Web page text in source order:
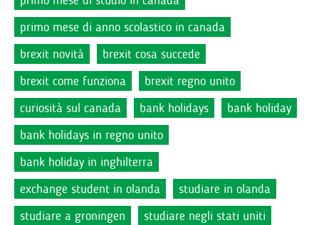
primo mese di anno scolastico in canada
brexit novità
brexit cosa succede
brexit come funziona
brexit regno unito
curiosità sul canada
bank holidays
bank holiday
bank holidays in regno unito
bank holiday in inghilterra
exchange student in olanda
studiare in olanda
studiare a groningen
studiare negli stati uniti